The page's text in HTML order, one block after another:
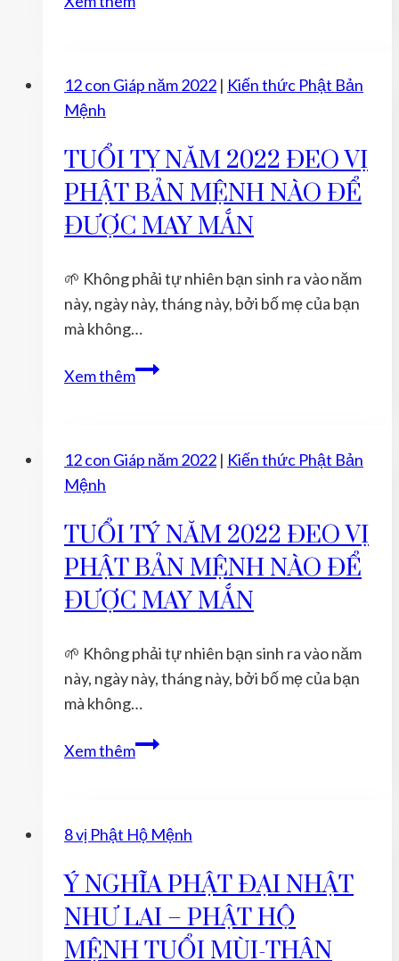
Ngoặt
Sự
Nghiệp
12 con Giáp năm 2022 | Kiến thức Phật Bản
Mệnh
TUỔI TỴ NĂM 2022 ĐEO VỊ
PHẬT BẢN MỆNH NÀO ĐỂ
ĐƯỢC MAY MẮN
🌱 Không phải tự nhiên bạn sinh ra vào năm
này, ngày này, tháng này, bởi bố mẹ của bạn
mà không…
Xem thêmTUỔI
ĐEO
PHẬT
BẢN
MỆNH
NÀO
ĐỂ
ĐƯỢC
MAY
MẮN
12 con Giáp năm 2022 | Kiến thức Phật Bản
Mệnh
TUỔI TÝ NĂM 2022 ĐEO VỊ
PHẬT BẢN MỆNH NÀO ĐỂ
ĐƯỢC MAY MẮN
🌱 Không phải tự nhiên bạn sinh ra vào năm
này, ngày này, tháng này, bởi bố mẹ của bạn
mà không…
Xem thêmTUỔI
ĐEO
VỊ
PHẬT
BẢN
MỆNH
8 vị Phật Hộ Mệnh
Ý NGHĨA PHẬT ĐẠI NHẬT
NHƯ LAI – PHẬT HỘ
MỆNH TUỔI MÙI-THÂN